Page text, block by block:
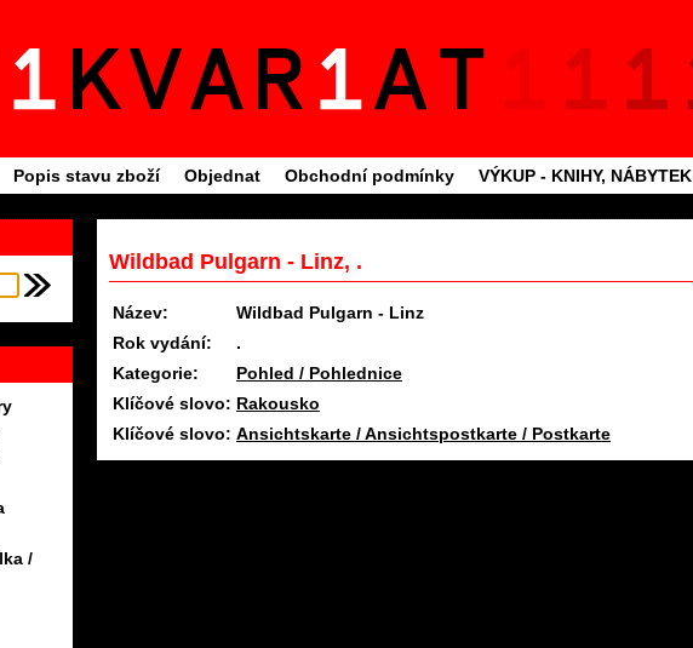
Popis stavu zboží Objednat Obchodní podmínky VÝKUP - KNIHY, NÁBYTEK
/
Wildbad Pulgarn - Linz, .
Název:
Wildbad Pulgarn - Linz
Rok vydání:
.
Kategorie:
Pohled / Pohlednice
Klíčové slovo: Rakousko
Klíčové slovo: Ansichtskarte / Ansichtspostkarte / Postkarte